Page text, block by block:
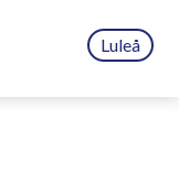
Luleå